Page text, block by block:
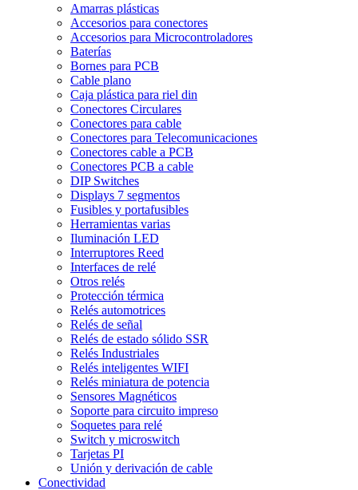
Amarras plásticas
Accesorios para conectores
Accesorios para Microcontroladores
Baterías
Bornes para PCB
Cable plano
Caja plástica para riel din
Conectores Circulares
Conectores para cable
Conectores para Telecomunicaciones
Conectores cable a PCB
Conectores PCB a cable
DIP Switches
Displays 7 segmentos
Fusibles y portafusibles
Herramientas varias
Iluminación LED
Interruptores Reed
Interfaces de relé
Otros relés
Protección térmica
Relés automotrices
Relés de señal
Relés de estado sólido SSR
Relés Industriales
Relés inteligentes WIFI
Relés miniatura de potencia
Sensores Magnéticos
Soporte para circuito impreso
Soquetes para relé
Switch y microswitch
Tarjetas PI
Unión y derivación de cable
Conectividad